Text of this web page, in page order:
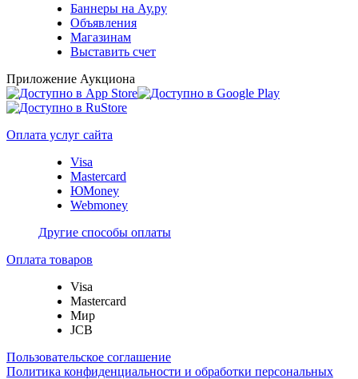
Баннеры на Ау.ру
Объявления
Магазинам
Выставить счет
Приложение Аукциона
Оплата услуг сайта
Visa
Mastercard
ЮMoney
Webmoney
Другие способы оплаты
Оплата товаров
Visa
Mastercard
Мир
JCB
Пользовательское соглашение
Политика конфиденциальности и обработки персональных